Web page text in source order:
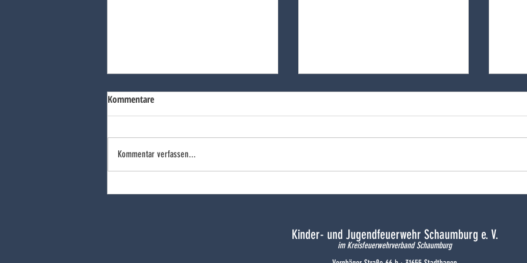
Ein Wochenende zum
Kommentare
Kommentar verfassen...
Kinder- und Jugendfeuerwehr Schaumburg e. V.
im Kreisfeuerwehrverband Schaumburg